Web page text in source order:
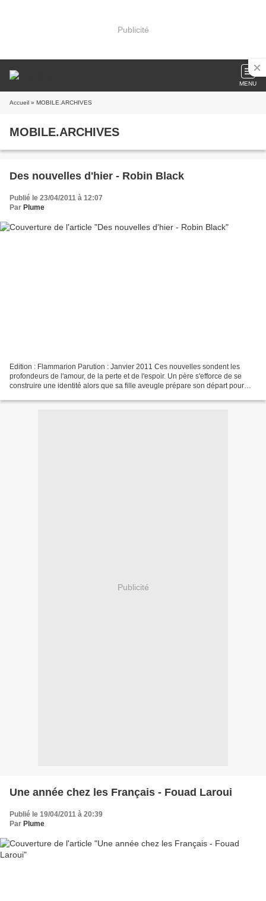
Publicité
MENU
Accueil » MOBILE.ARCHIVES
MOBILE.ARCHIVES
Des nouvelles d'hier - Robin Black
Publié le 23/04/2011 à 12:07
Par Plume
Edition : Flammarion Parution : Janvier 2011 Ces nouvelles sondent les
profondeurs de l'amour, de la perte et de l'espoir. Un père s'efforce de se
construire une identité alors que sa fille aveugle prépare son départ pour
Publicité
Une année chez les Français - Fouad Laroui
Publié le 19/04/2011 à 20:39
Par Plume